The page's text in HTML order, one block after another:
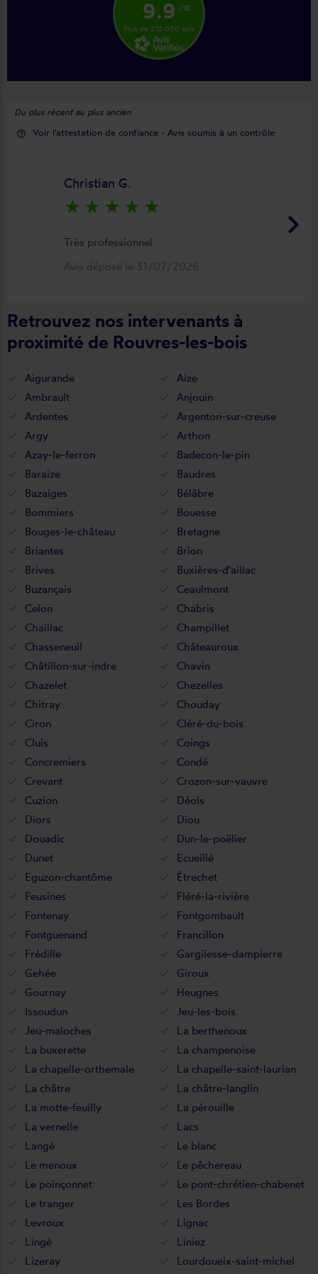
9.9 /10
Plus de 210 000 avis
Du plus récent au plus ancien
help_outline Voir l'attestation de confiance - Avis soumis à un contrôle
keyboard_arrow_right
Christian G.
star_rate star_rate star_rate star_rate star_rate
Très professionnel
Avis déposé le 31/07/2026
Retrouvez nos intervenants à
proximité de Rouvres-les-bois
Aigurande
Aize
Ambrault
Anjouin
Ardentes
Argenton-sur-creuse
Argy
Arthon
Azay-le-ferron
Badecon-le-pin
Baraize
Baudres
Bazaiges
Bélâbre
Bommiers
Bouesse
Bouges-le-château
Bretagne
Briantes
Brion
Brives
Buxières-d'aillac
Buzançais
Ceaulmont
Celon
Chabris
Chaillac
Champillet
Chasseneuil
Châteauroux
Châtillon-sur-indre
Chavin
Chazelet
Chezelles
Chitray
Chouday
Ciron
Cléré-du-bois
Cluis
Coings
Concremiers
Condé
Crevant
Crozon-sur-vauvre
Cuzion
Déols
Diors
Diou
Douadic
Dun-le-poëlier
Dunet
Ecueillé
Eguzon-chantôme
Étrechet
Feusines
Fléré-la-rivière
Fontenay
Fontgombault
Fontguenand
Francillon
Frédille
Gargilesse-dampierre
Gehée
Giroux
Gournay
Heugnes
Issoudun
Jeu-les-bois
Jeu-maloches
La berthenoux
La buxerette
La champenoise
La chapelle-orthemale
La chapelle-saint-laurian
La châtre
La châtre-langlin
La motte-feuilly
La pérouille
La vernelle
Lacs
Langé
Le blanc
Le menoux
Le pêchereau
Le poinçonnet
Le pont-chrétien-chabenet
Le tranger
Les Bordes
Levroux
Lignac
Lingé
Liniez
Lizeray
Lourdoueix-saint-michel